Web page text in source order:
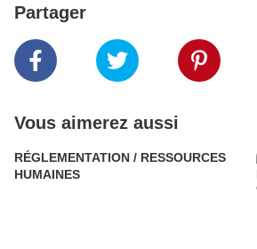
Partager
Vous aimerez aussi
RÉGLEMENTATION / RESSOURCES
HUMAINES